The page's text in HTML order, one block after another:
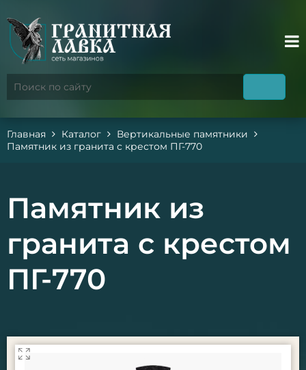
Главная Каталог
Вертикальные памятники
Памятник из гранита с крестом ПГ-770
Памятник из
гранита с крестом
ПГ-770